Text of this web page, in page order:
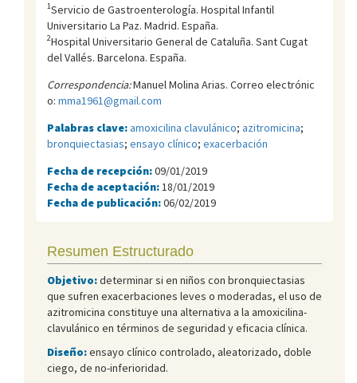
1Servicio de Gastroenterología. Hospital Infantil
Universitario La Paz. Madrid. España.
2Hospital Universitario General de Cataluña. Sant Cugat
del Vallés. Barcelona. España.
Correspondencia:Manuel Molina Arias. Correo electrónic
o: mma1961@gmail.com
Palabras clave:amoxicilina clavulánico; azitromicina;
bronquiectasias; ensayo clínico; exacerbación
Fecha de recepción:09/01/2019
Fecha de aceptación: 18/01/2019
Fecha de publicación:06/02/2019
Resumen Estructurado
Objetivo:determinar si en niños con bronquiectasias
que sufren exacerbaciones leves o moderadas, el uso de
azitromicina constituye una alternativa a la amoxicilina-
clavulánico en términos de seguridad y eficacia clínica.
Diseño:ensayo clínico controlado, aleatorizado, doble
ciego, de no-inferioridad.